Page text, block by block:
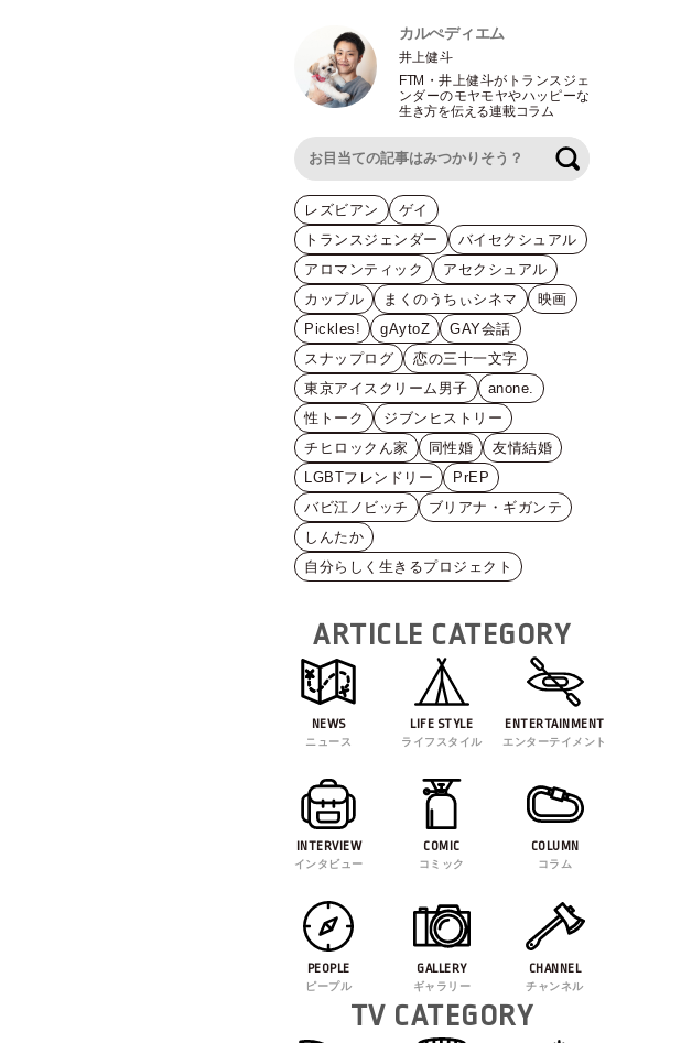
カルぺディエム
井上健斗
FTM ・井上健斗がトランスジェ
ンダーのモヤモヤやハッピーな
生き方を伝える連載コラム
レズビアン
ゲイ
トランスジェンダー
バイセクシュアル
アロマンティック
アセクシュアル
カップル
まくのうちぃシネマ
映画
Pickles!
gAytoZ
GAY会話
スナップログ
恋の三十一文字
東京アイスクリーム男子
anone.
性トーク
ジブンヒストリー
チヒロックん家
同性婚
友情結婚
LGBTフレンドリー
PrEP
バビ江ノビッチ
ブリアナ・ギガンテ
しんたか
自分らしく生きるプロジェクト
ARTICLE CATEGORY
NEWS
ニュース
LIFE STYLE
ライフスタイル
ENTERTAINMENT
エンターテイメント
INTERVIEW
インタビュー
COMIC
コミック
COLUMN
コラム
PEOPLE
ピープル
GALLERY
ギャラリー
CHANNEL
チャンネル
TV CATEGORY